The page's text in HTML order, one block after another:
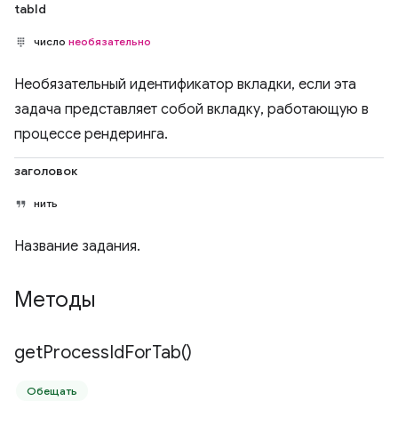
tabId
число необязательно
Необязательный идентификатор вкладки, если эта
задача представляет собой вкладку, работающую в
процессе рендеринга.
заголовок
нить
Название задания.
Методы
getProcessIdForTab()
Обещать